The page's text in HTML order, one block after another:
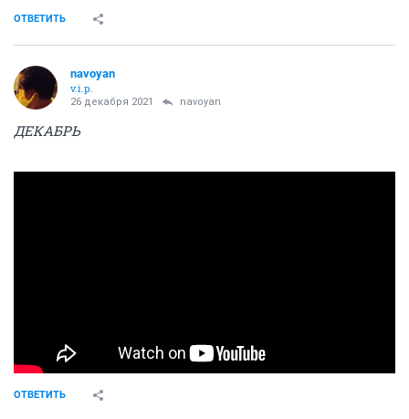
ОТВЕТИТЬ
navoyan
v.i.p.
26 декабря 2021 navoyan
ДЕКАБРЬ
ОТВЕТИТЬ